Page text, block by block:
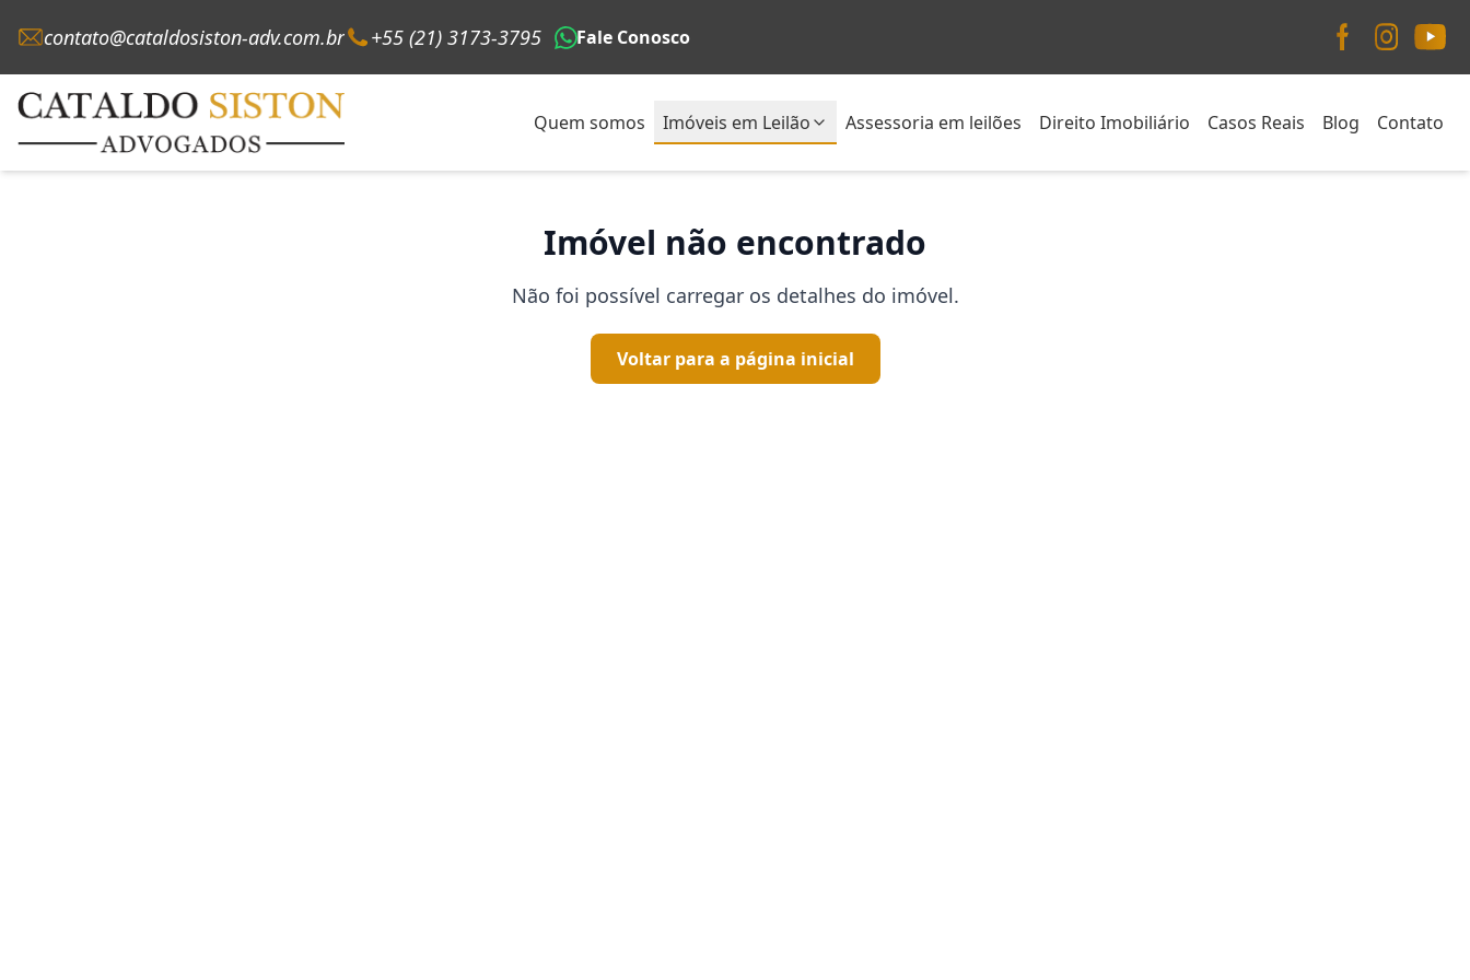
contato@cataldosiston-adv.com.br +55 (21) 3173-3795 Fale Conosco
Quem somos Imóveis em Leilão Assessoria em leilões Direito Imobiliário Casos Reais Blog Contato
Imóvel não encontrado
Não foi possível carregar os detalhes do imóvel.
Voltar para a página inicial